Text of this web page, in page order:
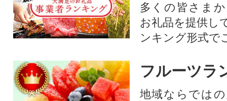
多くの皆さま
お礼品を提供し
ンキング形式で
フルーツラ
地域ならでは